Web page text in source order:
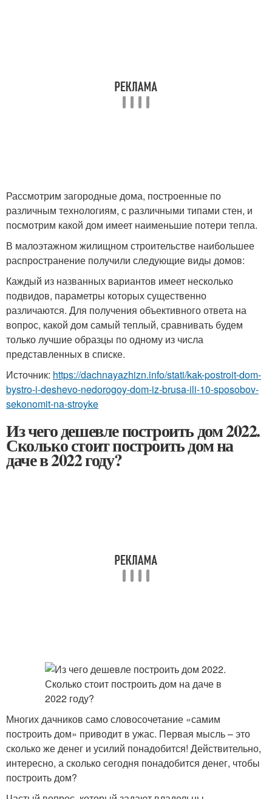
Рассмотрим загородные дома, построенные по
различным технологиям, с различными типами стен, и
посмотрим какой дом имеет наименьшие потери тепла.
В малоэтажном жилищном строительстве наибольшее
распространение получили следующие виды домов:
Каждый из названных вариантов имеет несколько
подвидов, параметры которых существенно
различаются. Для получения объективного ответа на
вопрос, какой дом самый теплый, сравнивать будем
только лучшие образцы по одному из числа
представленных в списке.
Источник: https://dachnayazhizn.info/stati/kak-postroit-dom-
bystro-i-deshevo-nedorogoy-dom-iz-brusa-ili-10-sposobov-
sekonomit-na-stroyke
Из чего дешевле построить дом 2022.
Сколько стоит построить дом на
даче в 2022 году?
Многих дачников само словосочетание «самим
построить дом» приводит в ужас. Первая мысль – это
сколько же денег и усилий понадобится! Действительно,
интересно, а сколько сегодня понадобится денег, чтобы
построить дом?